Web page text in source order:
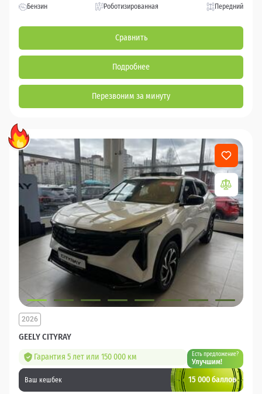
Бензин Роботизированная Передний
Сравнить
Подробнее
Перезвоним за минуту
GEELY CITYRAY
2026
Гарантия 5 лет или 150 000 км Есть предложение?
Улучшим!
Ваш кешбек 15 000 баллов